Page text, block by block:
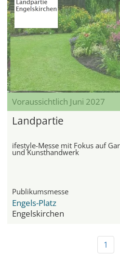
Voraussichtlich Juni 2027
Landpartie
ifestyle-Messe mit Fokus auf
und Kunsthandwerk
Publikumsmesse
Engels-Platz
Engelskirchen
1